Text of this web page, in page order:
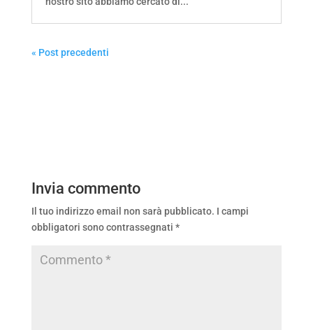
« Post precedenti
Invia commento
Il tuo indirizzo email non sarà pubblicato. I campi
obbligatori sono contrassegnati *